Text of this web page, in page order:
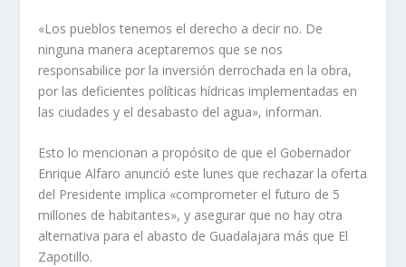
«Los pueblos tenemos el derecho a decir no. De
ninguna manera aceptaremos que se nos
responsabilice por la inversión derrochada en la obra,
por las deficientes políticas hídricas implementadas en
las ciudades y el desabasto del agua», informan.
Esto lo mencionan a propósito de que el Gobernador
Enrique Alfaro anunció este lunes que rechazar la oferta
del Presidente implica «comprometer el futuro de 5
millones de habitantes», y asegurar que no hay otra
alternativa para el abasto de Guadalajara más que El
Zapotillo.